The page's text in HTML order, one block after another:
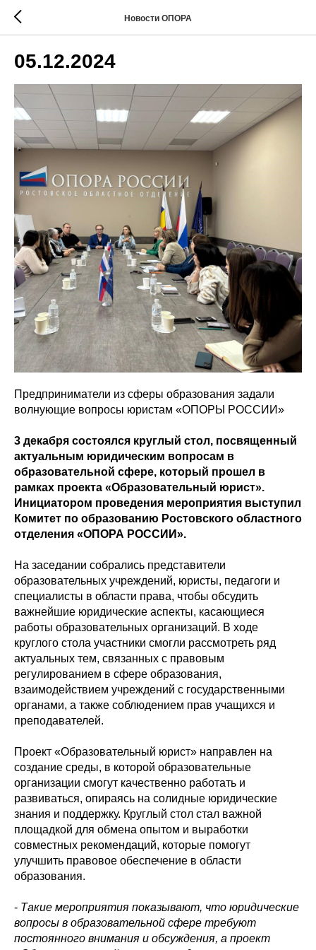
Новости ОПОРА
05.12.2024
Предприниматели из сферы образования задали
волнующие вопросы юристам «ОПОРЫ РОССИИ»
3 декабря состоялся круглый стол, посвященный
актуальным юридическим вопросам в
образовательной сфере, который прошел в
рамках проекта «Образовательный юрист».
Инициатором проведения мероприятия выступил
Комитет по образованию Ростовского областного
отделения «ОПОРА РОССИИ».
На заседании собрались представители
образовательных учреждений, юристы, педагоги и
специалисты в области права, чтобы обсудить
важнейшие юридические аспекты, касающиеся
работы образовательных организаций. В ходе
круглого стола участники смогли рассмотреть ряд
актуальных тем, связанных с правовым
регулированием в сфере образования,
взаимодействием учреждений с государственными
органами, а также соблюдением прав учащихся и
преподавателей.
Проект «Образовательный юрист» направлен на
создание среды, в которой образовательные
организации смогут качественно работать и
развиваться, опираясь на солидные юридические
знания и поддержку. Круглый стол стал важной
площадкой для обмена опытом и выработки
совместных рекомендаций, которые помогут
улучшить правовое обеспечение в области
образования.
- Такие мероприятия показывают, что юридические
вопросы в образовательной сфере требуют
постоянного внимания и обсуждения, а проект